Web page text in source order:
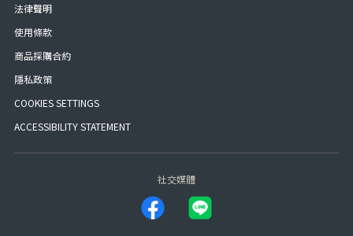
法律聲明
使用條款
商品採購合約
隱私政策
COOKIES SETTINGS
ACCESSIBILITY STATEMENT
社交媒體